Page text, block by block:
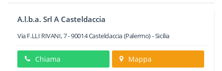
A.l.b.a. Srl A Casteldaccia
Via F.LLI RIVANI, 7-90014Casteldaccia(Palermo) -Sicilia
Chiama Mappa